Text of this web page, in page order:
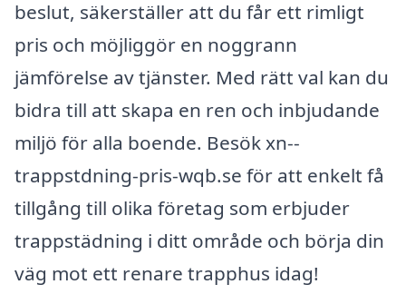
beslut, säkerställer att du får ett rimligt
pris och möjliggör en noggrann
jämförelse av tjänster. Med rätt val kan du
bidra till att skapa en ren och inbjudande
miljö för alla boende. Besök xn--
trappstdning-pris-wqb.se för att enkelt få
tillgång till olika företag som erbjuder
trappstädning i ditt område och börja din
väg mot ett renare trapphus idag!